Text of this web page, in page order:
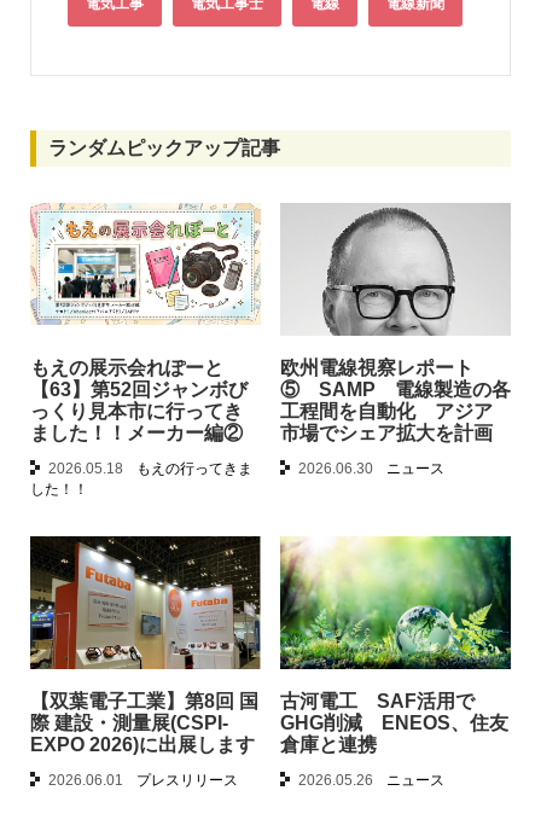
電気工事 電気工事士 電線 電線新聞
ランダムピックアップ記事
もえの展示会れぽーと
【63】第52回ジャンボび
っくり見本市に行ってき
ました！！メーカー編②
2026.05.18
もえの行ってきま
した！！
欧州電線視察レポート
⑤ SAMP 電線製造の各
工程間を自動化 アジア
市場でシェア拡大を計画
2026.06.30 ニュース
【双葉電子工業】第8回 国
際 建設・測量展(CSPI-
EXPO 2026)に出展します
2026.06.01 プレスリリース
古河電工 SAF活用で
GHG削減 ENEOS、住友
倉庫と連携
2026.05.26 ニュース